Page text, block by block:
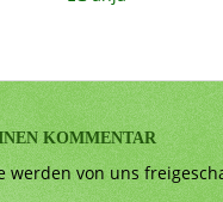
KOMMENTAR
werden von uns